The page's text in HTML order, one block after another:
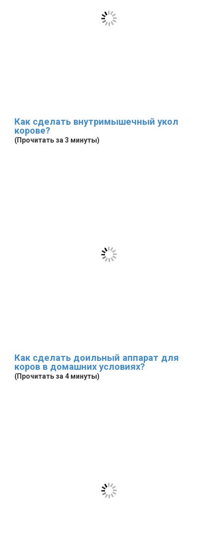
Как сделать внутримышечный укол
корове?
(Прочитать за 3 минуты)
Как сделать доильный аппарат для
коров в домашних условиях?
(Прочитать за 4 минуты)